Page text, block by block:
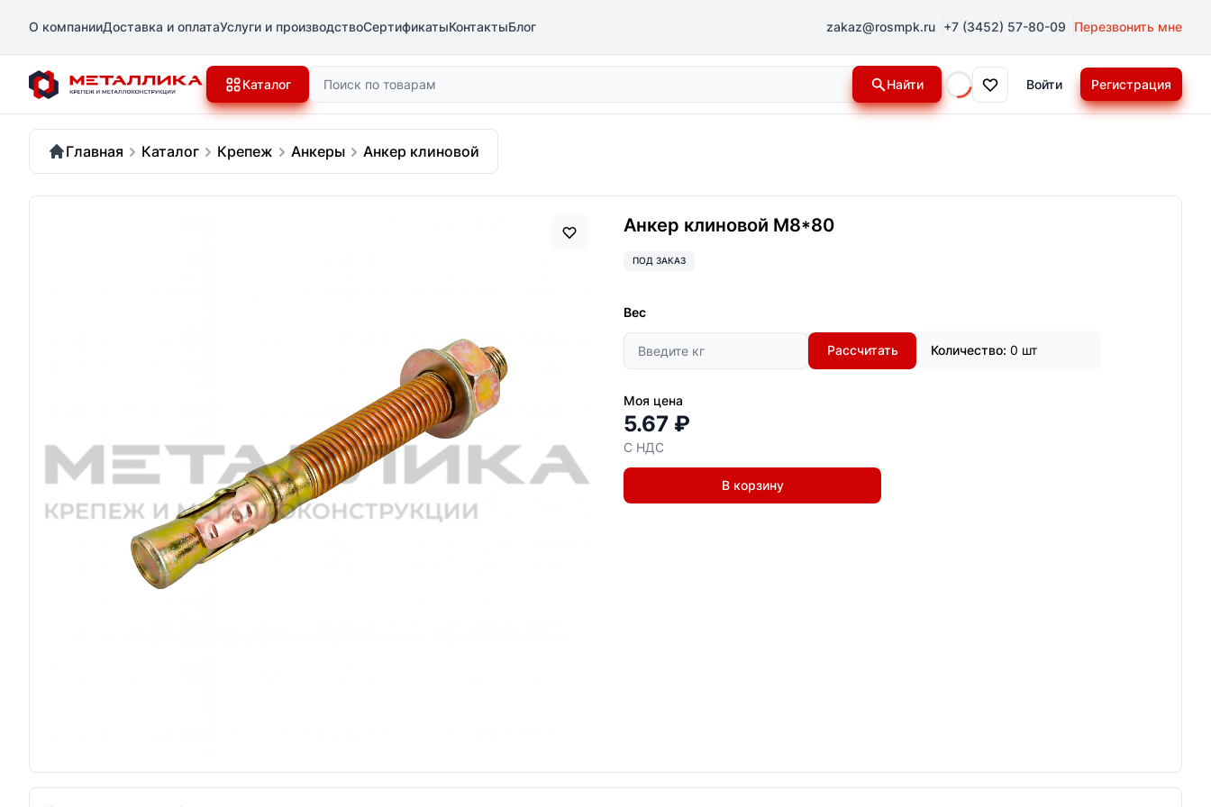
О компанииДоставка и оплатаУслуги и производствоСертификатыКонтактыБлог zakaz@rosmpk.ru +7 (3452) 57-80-09 Перезвонить мне
Каталог Поиск Найти
Loading...
Войти Регистрация
Главная Каталог Крепеж Анкеры Анкер клиновой
Анкер клиновой М8*80
ПОД ЗАКАЗ
Вес
Рассчитать Количество: 0 шт
Моя цена
5.67 ₽
С НДС
В корзину